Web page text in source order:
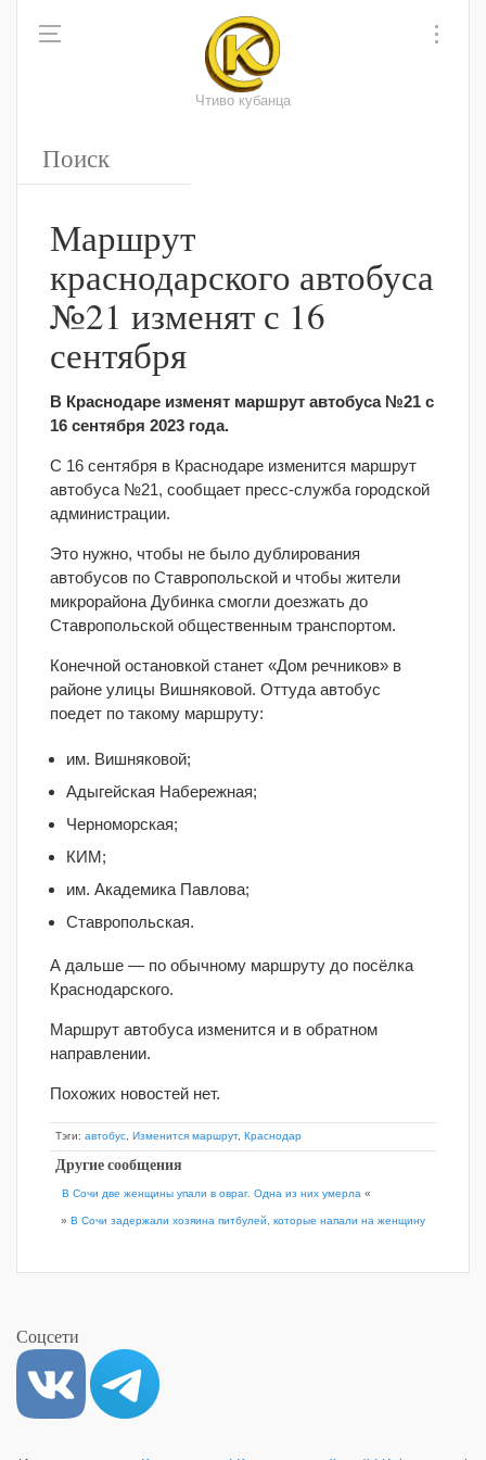
Чтиво кубанца
Маршрут
краснодарского автобуса
№21 изменят с 16
сентября
В Краснодаре изменят маршрут автобуса №21 с
16 сентября 2023 года.
С 16 сентября в Краснодаре изменится маршрут
автобуса №21, сообщает пресс-служба городской
администрации.
Это нужно, чтобы не было дублирования
автобусов по Ставропольской и чтобы жители
микрорайона Дубинка смогли доезжать до
Ставропольской общественным транспортом.
Конечной остановкой станет «Дом речников» в
районе улицы Вишняковой. Оттуда автобус
поедет по такому маршруту:
им. Вишняковой;
Адыгейская Набережная;
Черноморская;
КИМ;
им. Академика Павлова;
Ставропольская.
А дальше — по обычному маршруту до посёлка
Краснодарского.
Маршрут автобуса изменится и в обратном
направлении.
Похожих новостей нет.
Тэги: автобус Изменится маршрут, Краснодар
Другие сообщения
В Сочи две женщины упали в овраг. Одна из них умерла «
» В Сочи задержали хозяина питбулей, которые напали на женщину
Соцсети